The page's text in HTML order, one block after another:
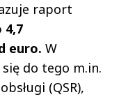
raport
4,7
euro. W
do tego m.in.
(QSR),